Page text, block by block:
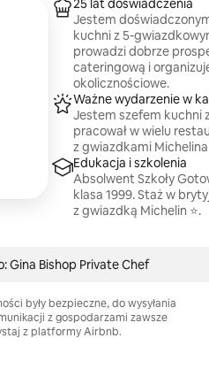
25 lat doświadczenia
Jestem
kuchni z 5-
prowadzi dobrze
cateringową i
okolicznościowe.
Ważne wydarzenie w
Jestem szefem kuchni
pracował w wielu
z gwiazdkami
Edukacja i szkolenia
Absolwent Szkoły
klasa 1999. Staż w
z gwiazdką Michelin ⭐️.
Gina Bishop Private Chef
były bezpieczne, do wysyłania
z gospodarzami zawsze
z platformy Airbnb.